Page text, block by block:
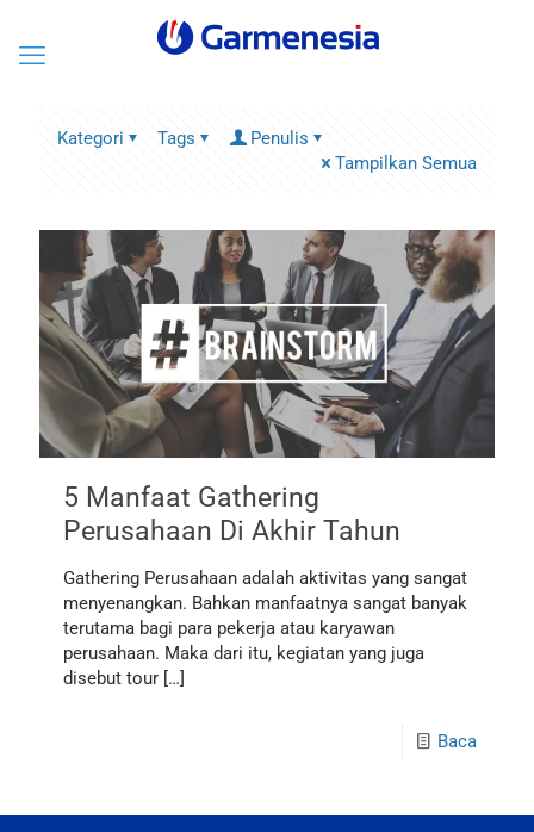
Kategori Tags
Penulis
Tampilkan Semua
5 Manfaat Gathering
Perusahaan Di Akhir Tahun
Gathering Perusahaan adalah aktivitas yang sangat
menyenangkan. Bahkan manfaatnya sangat banyak
terutama bagi para pekerja atau karyawan
perusahaan. Maka dari itu, kegiatan yang juga
disebut tour […]
Baca